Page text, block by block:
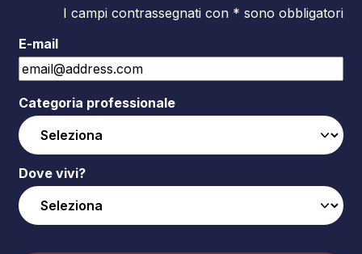
I campi contrassegnati con * sono obbligatori
E-mail
Categoria professionale
Dove vivi?